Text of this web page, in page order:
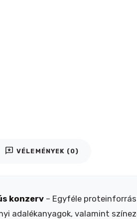
reviews VÉLEMÉNYEK (0)
konzerv – Egyféle
adalékanyagok, valamint